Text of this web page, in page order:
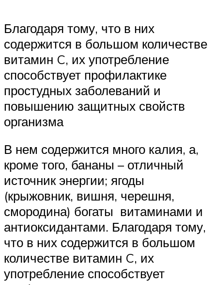
Благодаря тому, что в них
содержится в большом количестве
витамин C, их употребление
способствует профилактике
простудных заболеваний и
повышению защитных свойств
организма
В нем содержится много калия, а,
кроме того, бананы – отличный
источник энергии; ягоды
(крыжовник, вишня, черешня,
смородина) богаты витаминами и
антиоксидантами. Благодаря тому,
что в них содержится в большом
количестве витамин C, их
употребление способствует